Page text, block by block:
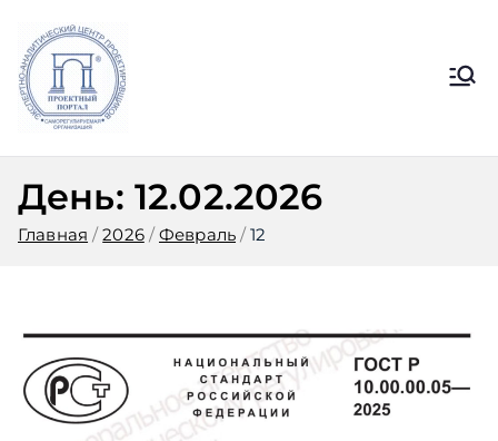
содержимому
ЭАЦП
«Проектный
портал»
День: 12.02.2026
Главная 2026 Февраль 12